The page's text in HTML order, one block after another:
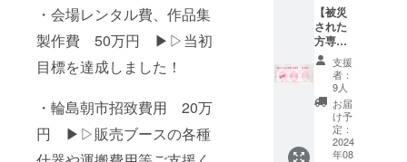
・会場レンタル費、作品集
製作費 50万円 ▶▷当初
目標を達成しました！
・輪島朝市招致費用 20万
円 ▶▷販売ブースの各種
【被災
された
方専
用】 半
紙1枚、
書道展
へ出品
できま
す！ ※
作品の
〆切は5
支援
者：
9人
お届
け予
定：
2024
年08